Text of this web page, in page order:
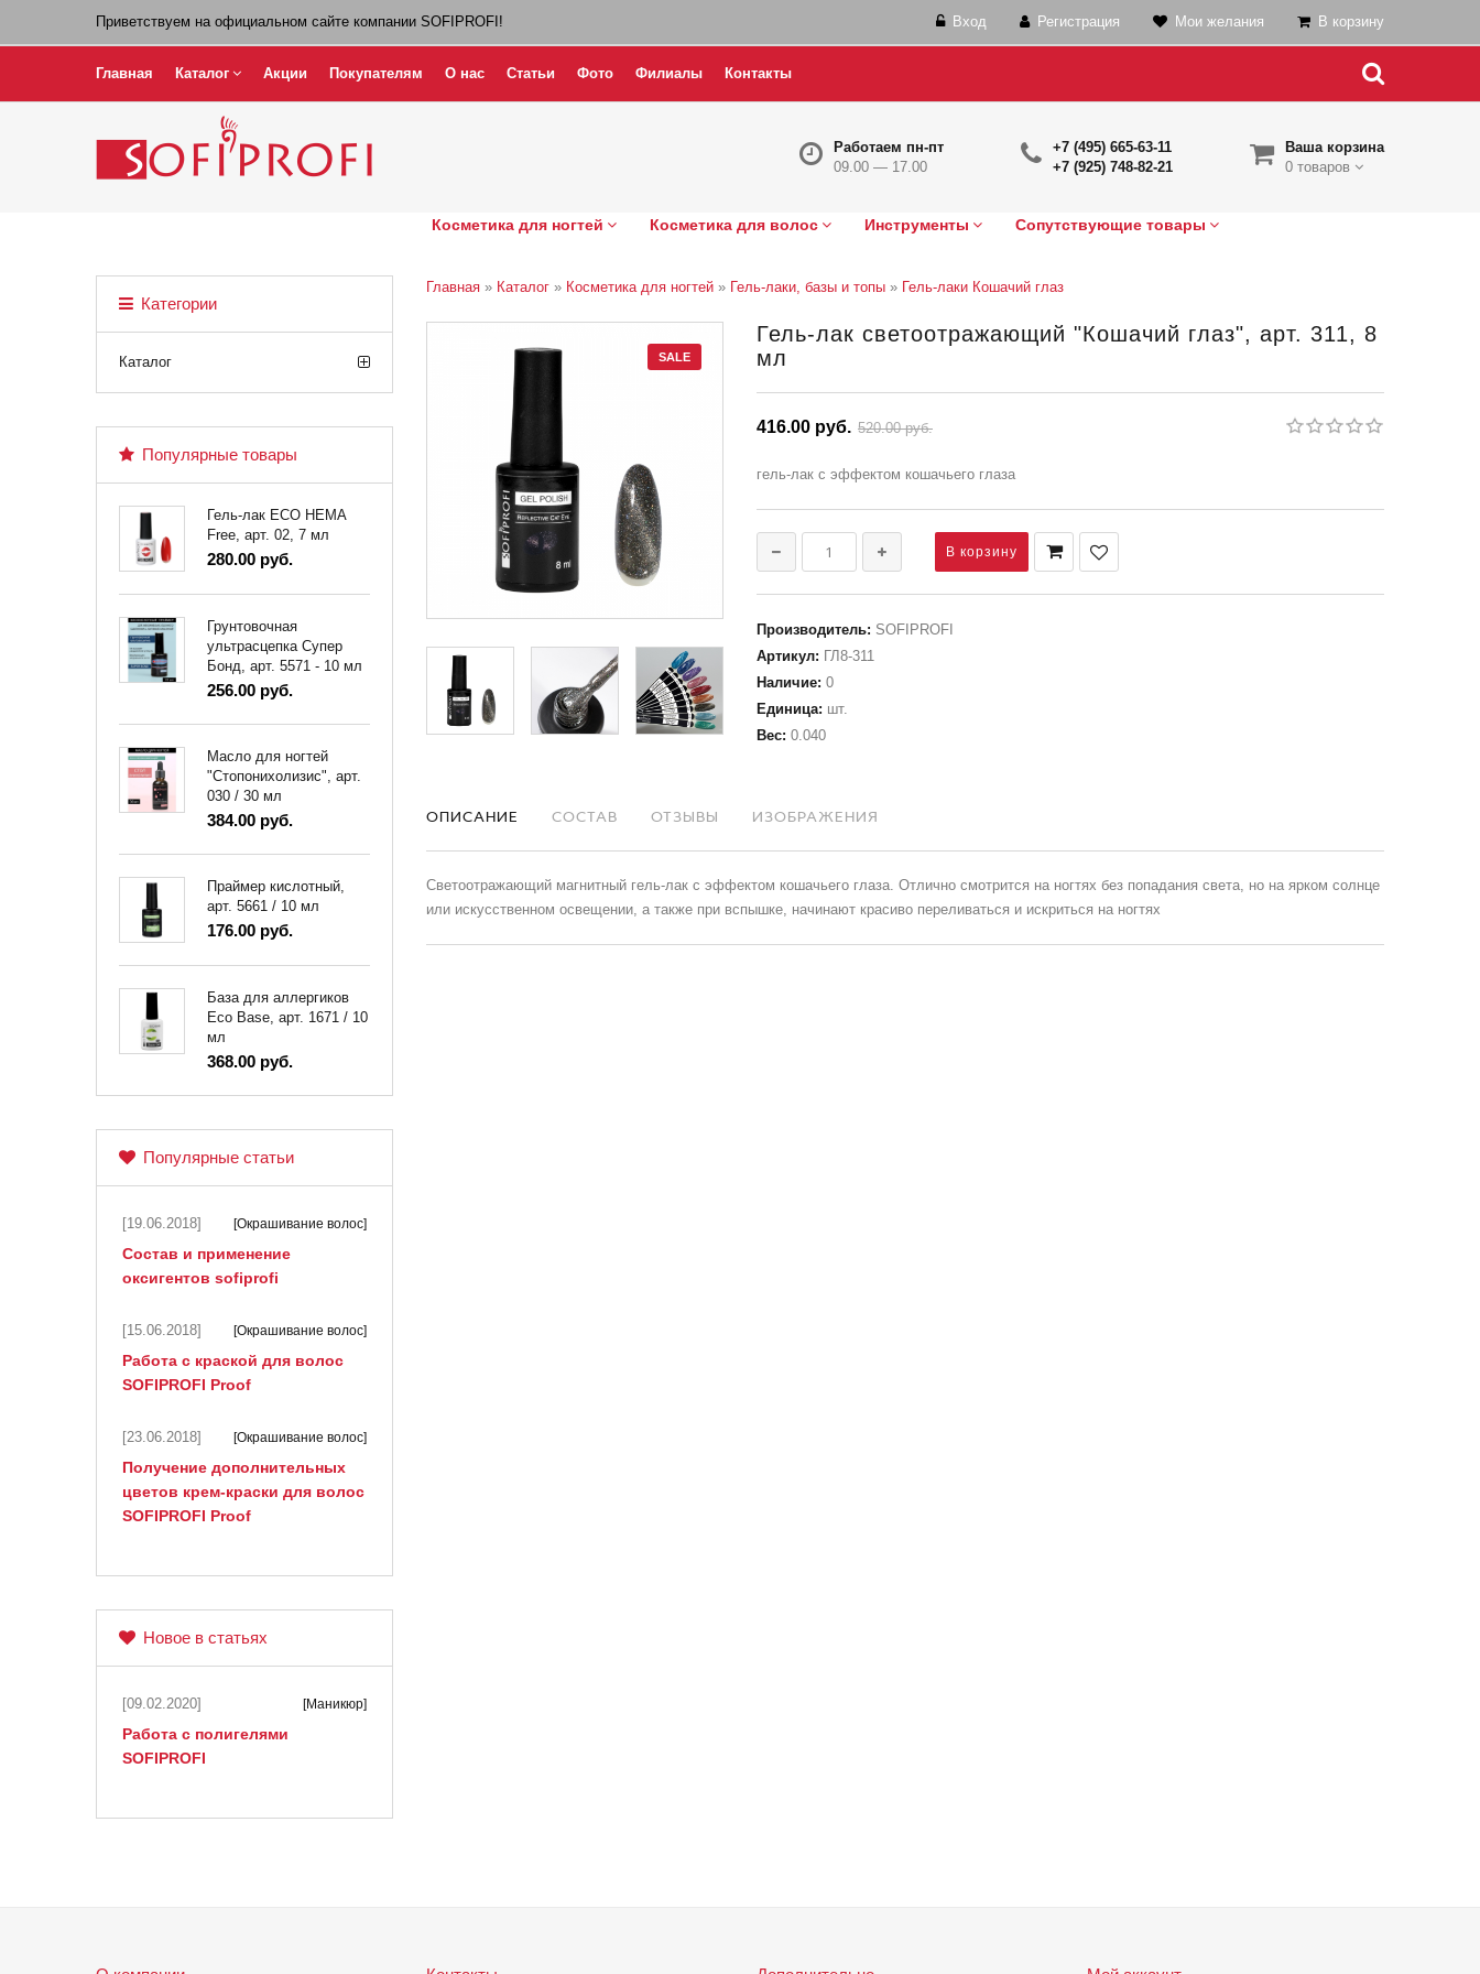
Приветствуем на официальном сайте компании SOFIPROFI! Вход Регистрация Мои желания В корзину
Главная Каталог Акции Покупателям О нас Статьи Фото Филиалы Контакты
Ваша корзина
0 товаров
+7 (495) 665-63-11
+7 (925) 748-82-21
Работаем пн-пт
09.00 — 17.00
Косметика для ногтей Косметика для волос Инструменты Сопутствующие товары
Главная » Каталог » Косметика для ногтей » Гель-лаки, базы и топы » Гель-лаки Кошачий глаз
SALE
Гель-лак светоотражающий "Кошачий глаз", арт. 311, 8
мл
416.00 руб. 520.00 руб.
гель-лак с эффектом кошачьего глаза
Производитель: SOFIPROFI
Артикул: ГЛ8-311
Наличие: 0
Единица: шт.
Вес: 0.040
ОПИСАНИЕ СОСТАВ ОТЗЫВЫ ИЗОБРАЖЕНИЯ
Светоотражающий магнитный гель-лак с эффектом кошачьего глаза. Отлично смотрится на ногтях без попадания света, но на ярком солнце
или искусственном освещении, а также при вспышке, начинают красиво переливаться и искриться на ногтях
Категории
Каталог
Популярные товары
Гель-лак ECO HEMA
Free, арт. 02, 7 мл
280.00 руб.
Грунтовочная
ультрасцепка Супер
Бонд, арт. 5571 - 10 мл
256.00 руб.
Масло для ногтей
"Стопонихолизис", арт.
030 / 30 мл
384.00 руб.
Праймер кислотный,
арт. 5661 / 10 мл
176.00 руб.
База для аллергиков
Eco Base, арт. 1671 / 10
мл
368.00 руб.
Популярные статьи
[19.06.2018] [Окрашивание волос]
Состав и применение
оксигентов sofiprofi
[15.06.2018] [Окрашивание волос]
Работа с краской для волос
SOFIPROFI Proof
[23.06.2018] [Окрашивание волос]
Получение дополнительных
цветов крем-краски для волос
SOFIPROFI Proof
Новое в статьях
[09.02.2020] [Маникюр]
Работа с полигелями
SOFIPROFI